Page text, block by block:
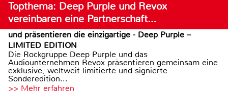
Topthema: Deep Purple und Revox
vereinbaren eine Partnerschaft…
und präsentieren die einzigartige - Deep Purple –
LIMITED EDITION
Die Rockgruppe Deep Purple und das
Audiounternehmen Revox präsentieren gemeinsam eine
exklusive, weltweit limitierte und signierte
Sonderedition...
>> Mehr erfahren